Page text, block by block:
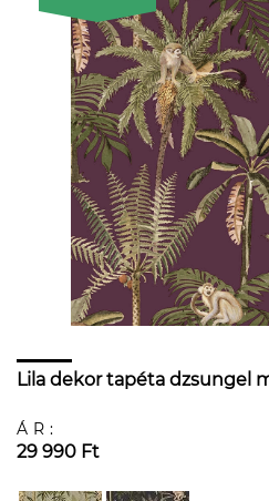
Lila dekor tapéta dzsungel
ÁR:
29 990 Ft